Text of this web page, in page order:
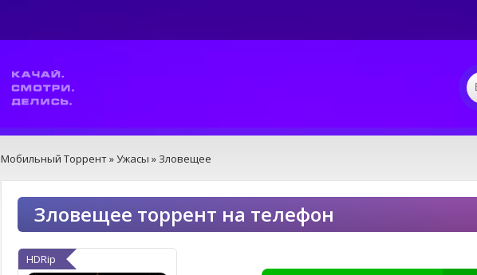
Мобильный Торрент»Ужасы » Зловещее
Зловещее торрент на телефон
HDRip